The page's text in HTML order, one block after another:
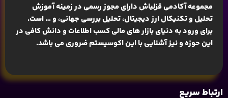
مجموعه آکادمی قزلباش دارای مجوز رسمی در زمینهآموزش
تحلیل و تکنیکال ارز دیجیتال، تحلیل بررسی جهانی، و … است.
برای ورود به دنیای بازار های مالی کسب اطلاعات و دانش کافی در
این حوزه و نیز آشنایی با این اکوسیستم ضروری می باشد.
ارتباط سریع